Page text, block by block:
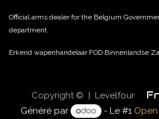
Official arms dealer for the Belgium
department.
Erkend wapenhandelaar FOD Binnenlandse
Copyright © | Levelfour
Généré par - Le #1